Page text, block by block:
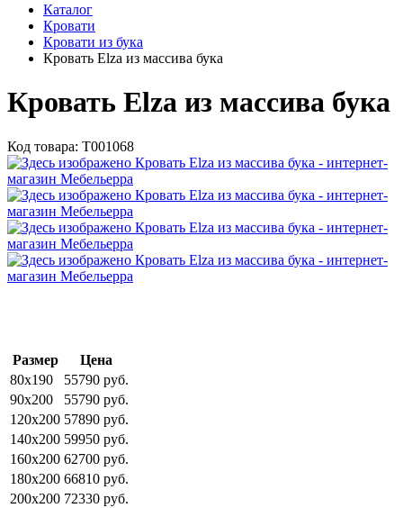
Каталог
Кровати
Кровати из бука
Кровать Elza из массива бука
Кровать Elza из массива бука
Код товара: Т001068
Размер
Цена
80x190
55790 руб.
90x200
55790 руб.
120x200 57890 руб.
140x200 59950 руб.
160x200 62700 руб.
180x200 66810 руб.
200x200 72330 руб.